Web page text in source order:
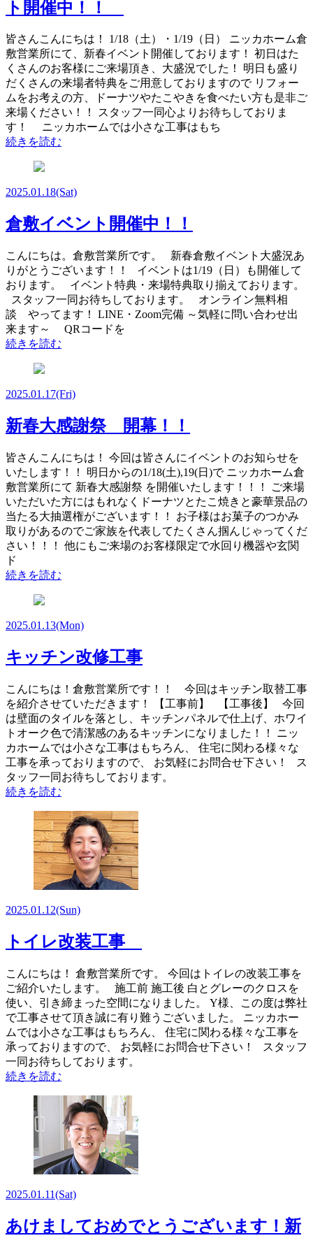
ト開催中！！
皆さんこんにちは！ 1/18（土）・1/19（日） ニッカホーム倉
敷営業所にて、新春イベント開催しております！ 初日はた
くさんのお客様にご来場頂き、大盛況でした！ 明日も盛り
だくさんの来場者特典をご用意しておりますので リフォー
ムをお考えの方、ドーナツやたこやきを食べたい方も是非ご
来場ください！！ スタッフ一同心よりお待ちしておりま
す！ ニッカホームでは小さな工事はもち
続きを読む
2025.01.18(Sat)
倉敷イベント開催中！！
こんにちは。倉敷営業所です。 新春倉敷イベント大盛況あ
りがとうございます！！ イベントは1/19（日）も開催して
おります。 イベント特典・来場特典取り揃えております。
スタッフ一同お待ちしております。 オンライン無料相
談 やってます！ LINE・Zoom完備 ～気軽に問い合わせ出
来ます～ QRコードを
続きを読む
2025.01.17(Fri)
新春大感謝祭 開幕！！
皆さんこんにちは！ 今回は皆さんにイベントのお知らせを
いたします！！ 明日からの1/18(土),19(日)で ニッカホーム倉
敷営業所にて 新春大感謝祭 を開催いたします！！！ ご来場
いただいた方にはもれなくドーナツとたこ焼きと豪華景品の
当たる大抽選権がございます！！ お子様はお菓子のつかみ
取りがあるのでご家族を代表してたくさん掴んじゃってくだ
さい！！！ 他にもご来場のお客様限定で水回り機器や玄関
ド
続きを読む
2025.01.13(Mon)
キッチン改修工事
こんにちは！倉敷営業所です！！ 今回はキッチン取替工事
を紹介させていただきます！ 【工事前】 【工事後】 今回
は壁面のタイルを落とし、キッチンパネルで仕上げ、ホワイ
トオーク色で清潔感のあるキッチンになりました！！ ニッ
カホームでは小さな工事はもちろん、 住宅に関わる様々な
工事を承っておりますので、 お気軽にお問合せ下さい！ ス
タッフ一同お待ちしております。
続きを読む
2025.01.12(Sun)
トイレ改装工事
こんにちは！ 倉敷営業所です。 今回はトイレの改装工事を
ご紹介いたします。 施工前 施工後 白とグレーのクロスを
使い、引き締まった空間になりました。 Y様、この度は弊社
で工事させて頂き誠に有り難うございました。 ニッカホー
ムでは小さな工事はもちろん、 住宅に関わる様々な工事を
承っておりますので、 お気軽にお問合せ下さい！ スタッフ
一同お待ちしております。
続きを読む
2025.01.11(Sat)
あけましておめでとうございます！新